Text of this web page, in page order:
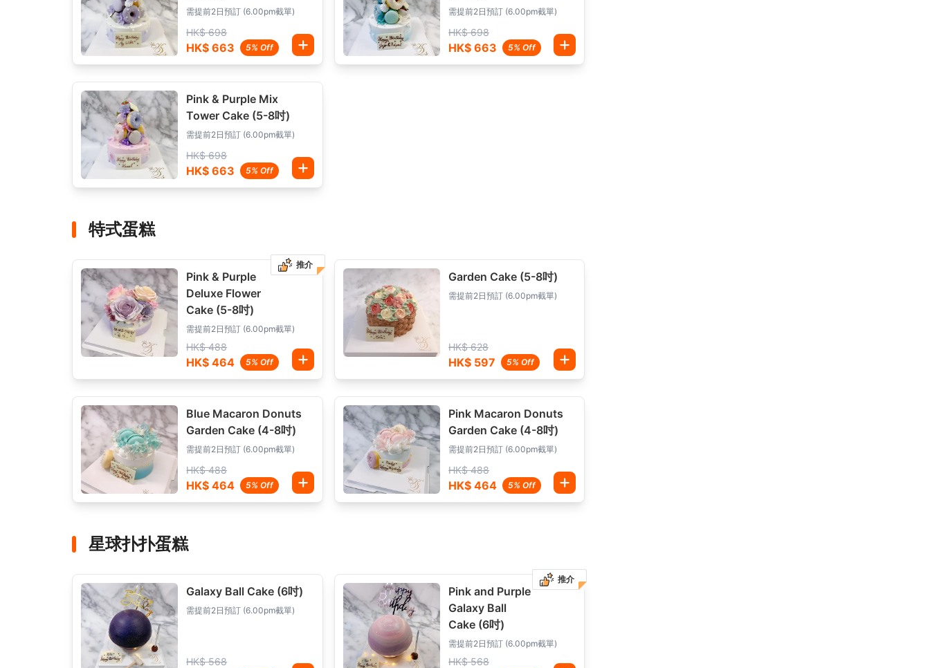
需提前2日預訂 (6.00pm截單)
HK$ 698
HK$ 663 5% Off
需提前2日預訂 (6.00pm截單)
HK$ 698
HK$ 663 5% Off
Pink & Purple Mix
Tower Cake (5-8吋)
需提前2日預訂 (6.00pm截單)
HK$ 698
HK$ 663 5% Off
特式蛋糕
推介
Pink & Purple
Deluxe Flower
Cake (5-8吋)
需提前2日預訂 (6.00pm截單)
HK$ 488
HK$ 464 5% Off
Garden Cake (5-8吋)
需提前2日預訂 (6.00pm截單)
HK$ 628
HK$ 597 5% Off
Blue Macaron Donuts
Garden Cake (4-8吋)
需提前2日預訂 (6.00pm截單)
HK$ 488
HK$ 464 5% Off
Pink Macaron Donuts
Garden Cake (4-8吋)
需提前2日預訂 (6.00pm截單)
HK$ 488
HK$ 464 5% Off
星球扑扑蛋糕
Galaxy Ball Cake (6吋)
需提前2日預訂 (6.00pm截單)
HK$ 568
推介
Pink and Purple
Galaxy Ball
Cake (6吋)
需提前2日預訂 (6.00pm截單)
HK$ 568